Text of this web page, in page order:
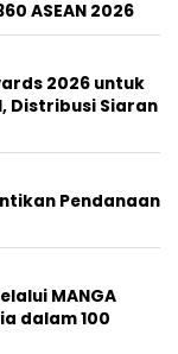
ASEAN 2026
2026 untuk
Distribusi Siaran
Pendanaan
MANGA
dalam 100